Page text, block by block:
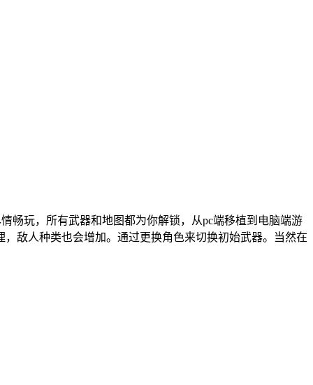
畅玩，所有武器和地图都为你解锁，从pc端移植到电脑端游
敌人种类也会增加。通过更换角色来切换初始武器。当然在